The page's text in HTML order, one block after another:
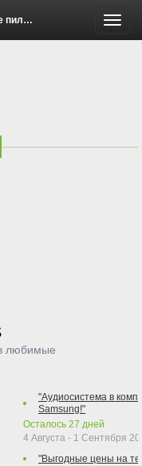
2026)
любимые
"Аудиосистема в
Samsung!"
Осталось 27 дней
4 Августа - 1 Сентября
"Выгодные цены на